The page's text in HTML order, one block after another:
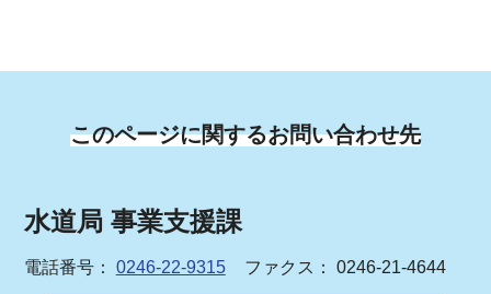
このページに関するお問い合わせ先
水道局 事業支援課
電話番号： 0246-22-9315 ファクス： 0246-21-4644